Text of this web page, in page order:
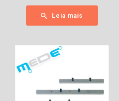
Leia mais